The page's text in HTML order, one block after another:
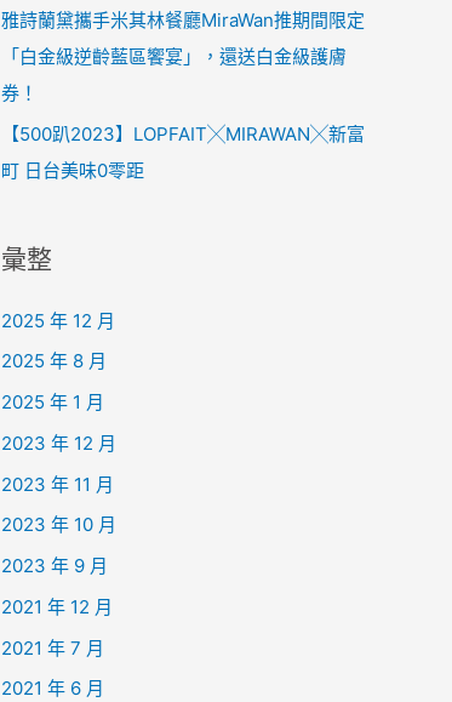
雅詩蘭黛攜手米其林餐廳MiraWan推期間限定
「白金級逆齡藍區饗宴」，還送白金級護膚
券！
【500趴2023】LOPFAIT╳MIRAWAN╳新富
町 日台美味0零距
彙整
2025 年 12 月
2025 年 8 月
2025 年 1 月
2023 年 12 月
2023 年 11 月
2023 年 10 月
2023 年 9 月
2021 年 12 月
2021 年 7 月
2021 年 6 月